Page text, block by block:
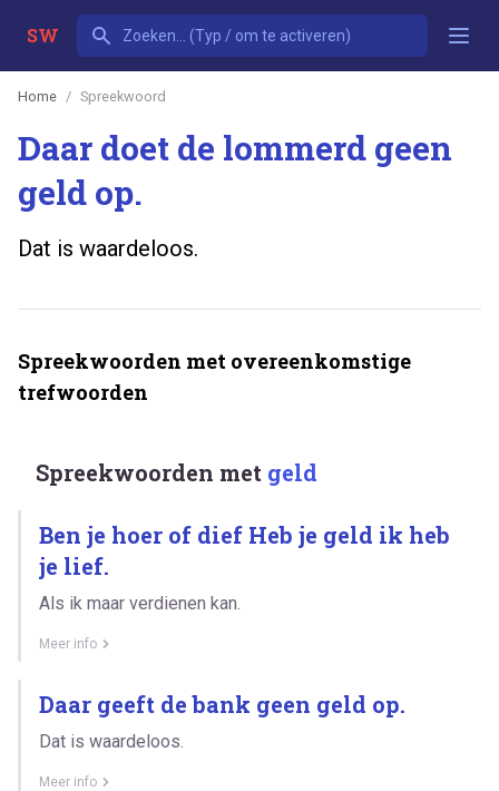
SW
Home Spreekwoord
Daar doet de lommerd geen
geld op.
Dat is waardeloos.
Spreekwoorden met overeenkomstige
trefwoorden
Spreekwoorden met geld
Ben je hoer of dief Heb je geld ik heb
je lief.
Als ik maar verdienen kan.
Meer info
Daar geeft de bank geen geld op.
Dat is waardeloos.
Meer info